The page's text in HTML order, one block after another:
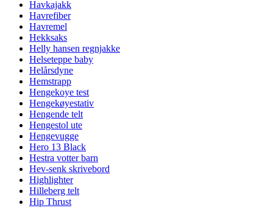
Havkajakk
Havrefiber
Havremel
Hekksaks
Helly hansen regnjakke
Helseteppe baby
Helårsdyne
Hemstrapp
Hengekoye test
Hengekøyestativ
Hengende telt
Hengestol ute
Hengevugge
Hero 13 Black
Hestra votter barn
Hev-senk skrivebord
Highlighter
Hilleberg telt
Hip Thrust